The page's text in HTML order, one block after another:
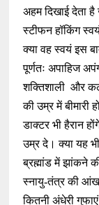
अहम दिखाई देता है
स्टीफन हॉकिंग
क्या वह स्वयं इस
पूर्णतः अपाहिज
शक्तिशाली और
की उम्र में बीमारी
डाक्टर भी हैरान
उम्र दे। क्या यह
ब्रह्मांड में झांकने
स्नायु-तंत्र की आंख
कितनी अंधेरी